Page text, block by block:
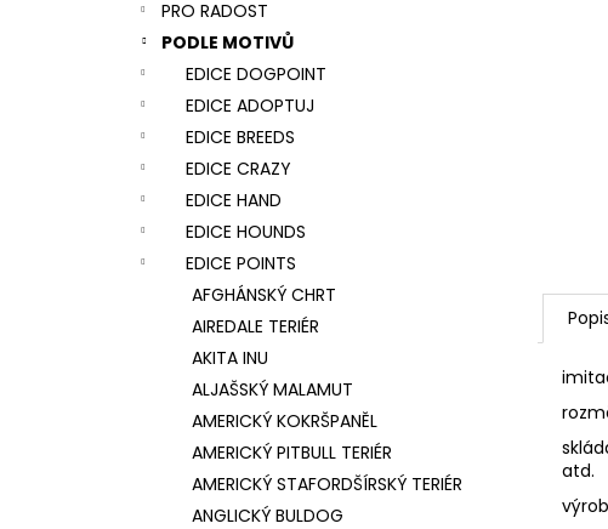
PRO RADOST
PODLE MOTIVŮ
EDICE DOGPOINT
EDICE ADOPTUJ
EDICE BREEDS
EDICE CRAZY
EDICE HAND
EDICE HOUNDS
EDICE POINTS
AFGHÁNSKÝ CHRT
AIREDALE TERIÉR
AKITA INU
ALJAŠSKÝ MALAMUT
AMERICKÝ KOKRŠPANĚL
AMERICKÝ PITBULL TERIÉR
AMERICKÝ STAFORDŠÍRSKÝ TERIÉR
ANGLICKÝ BULDOG
atd.
NÁRAMEK TLAPKA - ČERNÁ
159 Kč